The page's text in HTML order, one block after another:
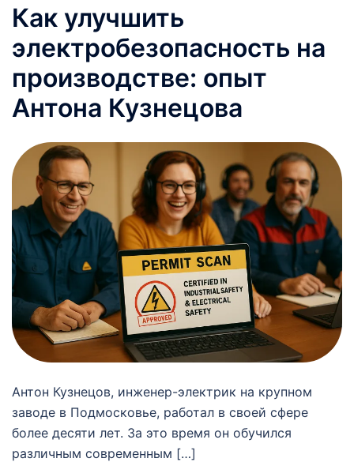
Как улучшить
электробезопасность на
производстве: опыт
Антона Кузнецова
Антон Кузнецов, инженер-электрик на крупном
заводе в Подмосковье, работал в своей сфере
более десяти лет. За это время он обучился
различным современным […]